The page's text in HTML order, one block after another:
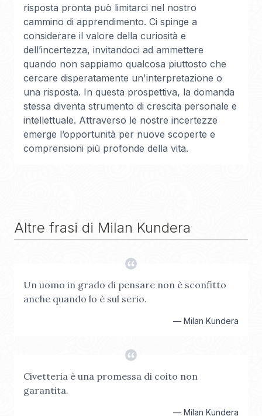
risposta pronta può limitarci nel nostro
cammino di apprendimento. Ci spinge a
considerare il valore della curiosità e
dell’incertezza, invitandoci ad ammettere
quando non sappiamo qualcosa piuttosto che
cercare disperatamente un'interpretazione o
una risposta. In questa prospettiva, la domanda
stessa diventa strumento di crescita personale e
intellettuale. Attraverso le nostre incertezze
emerge l’opportunità per nuove scoperte e
comprensioni più profonde della vita.
Altre frasi di Milan Kundera
Un uomo in grado di pensare non è sconfitto
anche quando lo è sul serio.
— Milan Kundera
Civetteria è una promessa di coito non
garantita.
— Milan Kundera